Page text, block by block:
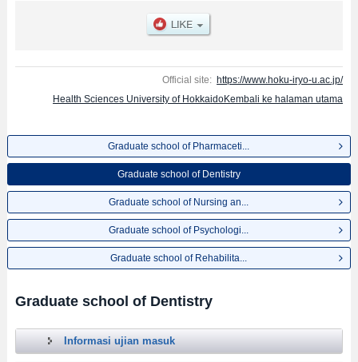
Official site: https://www.hoku-iryo-u.ac.jp/
Health Sciences University of HokkaidoKembali ke halaman utama
Graduate school of Pharmaceti...
Graduate school of Dentistry
Graduate school of Nursing an...
Graduate school of Psychologi...
Graduate school of Rehabilita...
Graduate school of Dentistry
Informasi ujian masuk